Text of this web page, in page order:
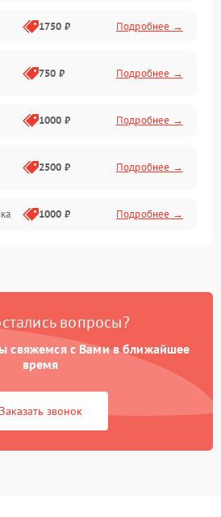
1750 ₽ Подробнее →
750 ₽ Подробнее →
1000 ₽ Подробнее →
2500 ₽ Подробнее →
1000 ₽ Подробнее →
Подробнее →
1000 ₽ Подробнее →
1500 ₽ Подробнее →
вопросы?
свяжемся с Вами в ближайшее
время
Заказать звонок